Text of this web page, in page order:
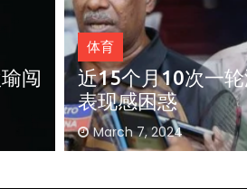
李
体育
奥斯汀网球赛｜
强 中国锁定女单4
February 29, 2024